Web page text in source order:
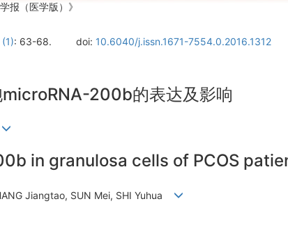
报（医学版）》
: 63-68. doi: 10.6040/j.issn.1671-7554.0.2016.1312
200b的表达及影响
in granulosa cells of PCOS
Jiangtao, SUN Mei, SHI Yuhua